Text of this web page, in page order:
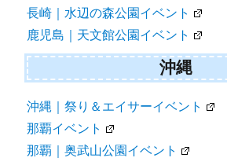
長崎｜水辺の森公園イベント
鹿児島｜天文館公園イベント
沖縄
沖縄｜祭り＆エイサーイベント
那覇イベント
那覇｜奥武山公園イベント